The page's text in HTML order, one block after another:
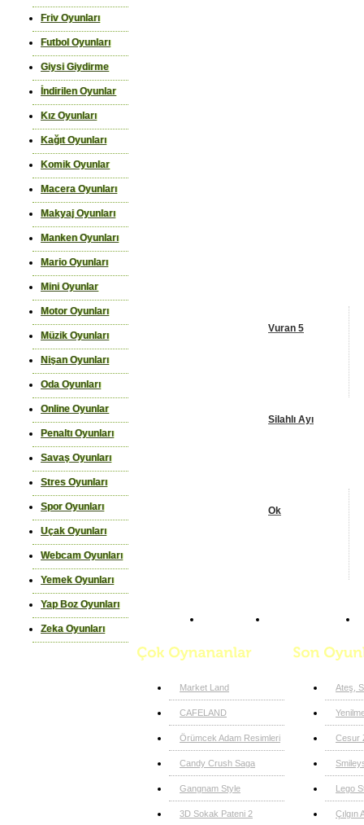
Friv Oyunları
Futbol Oyunları
Giysi Giydirme
İndirilen Oyunlar
Kız Oyunları
Kağıt Oyunları
Komik Oyunlar
Macera Oyunları
Makyaj Oyunları
Manken Oyunları
Mario Oyunları
Mini Oyunlar
Motor Oyunları
Müzik Oyunları
Nişan Oyunları
Oda Oyunları
Online Oyunlar
Penaltı Oyunları
Savaş Oyunları
Stres Oyunları
Spor Oyunları
Uçak Oyunları
Webcam Oyunları
Yemek Oyunları
Yap Boz Oyunları
Zeka Oyunları
Vuran 5
Silahlı Ayı
Ok
Market Land
CAFELAND
Örümcek Adam Resimleri
Candy Crush Saga
Gangnam Style
3D Sokak Pateni 2
Ateş,
Cesur
Lego
Çılgın